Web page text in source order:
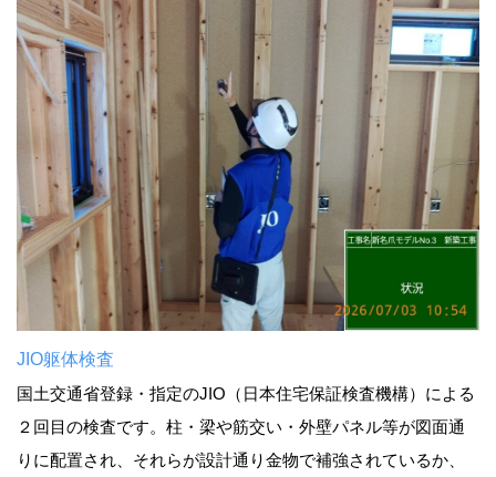
JIO躯体検査
国土交通省登録・指定のJIO（日本住宅保証検査機構）による
２回目の検査です。柱・梁や筋交い・外壁パネル等が図面通
りに配置され、それらが設計通り金物で補強されているか、